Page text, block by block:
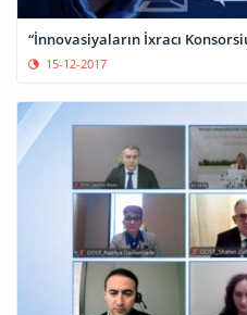
“İnnovasiyaların İxracı
15-12-2017